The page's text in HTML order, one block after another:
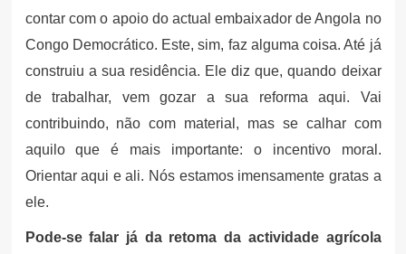
contar com o apoio do actual embaixador de Angola no
Congo Democrático. Este, sim, faz alguma coisa. Até já
construiu a sua residência. Ele diz que, quando deixar
de trabalhar, vem gozar a sua reforma aqui. Vai
contribuindo, não com material, mas se calhar com
aquilo que é mais importante: o incentivo moral.
Orientar aqui e ali. Nós estamos imensamente gratas a
ele.
Pode-se falar já da retoma da actividade agrícola